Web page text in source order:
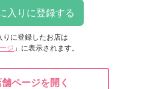
りに登録したお店は
ジ 」に表示されます。
ページを開く